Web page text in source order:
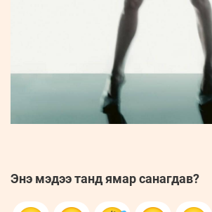
Энэ мэдээ танд ямар санагдав?